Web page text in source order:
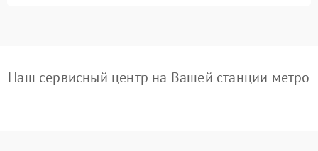
Наш сервисный центр на Вашей станции метро